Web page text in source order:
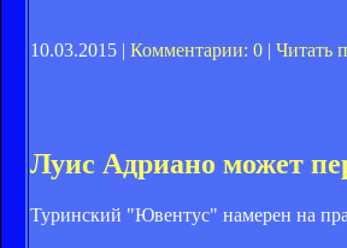
10.03.2015 | Комментарии: 0 | Читать
Луис Адриано может
Туринский "Ювентус" намерен на